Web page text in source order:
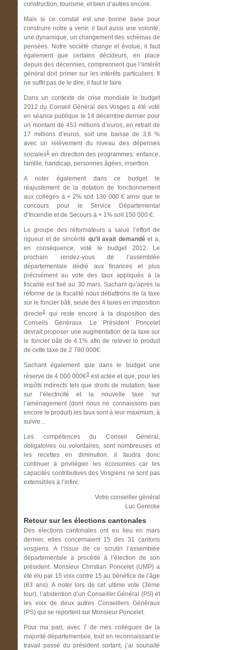
construction, tourisme, et bien d’autres encore.
Mais si ce constat est une bonne base pour
construire notre a venir, il faut aussi une volonté,
une dynamique, un changement des schémas de
pensées. Notre société change et évolue, il faut
également que certains décideurs, en place
depuis des décennies, comprennent que l’!intérêt
général doit primer sur les intérêts particuliers. Il
ne suffit pas de le dire, il faut le faire.
Dans un contexte de crise mondiale le budget
2012 du Conseil Général des Vosges a été voté
en séance publique le 14 décembre dernier pour
un montant de 453 millions d’euros, en retrait de
17 millions d’euros, soit une baisse de 3,6 %
avec un relèvement du niveau des dépenses
sociales1 en direction des programmes: enfance,
famille, handicap, personnes âgées, insertion.
A noter également dans ce budget le
réajustement de la dotation de fonctionnement
aux collèges à + 2% soit 130 000 € ainsi que le
concours pour le Service Départemental
d’Incendie et de Secours à + 1% soit 150 000 €.
Le groupe des réformateurs a salué l’effort de
rigueur et de sincérité qu’il avait demandéet a,
en conséquence, voté le budget 2012. Le
prochain rendez-vous de l’assemblée
départementale dédié aux finances et plus
précisément au vote des taux appliqués à la
fiscalité est fixé au 30 mars. Sachant qu’après la
réforme de la fiscalité nous débattrons de la taxe
sur le foncier bâti, seule des 4 taxes en imposition
directe2
qui reste encore à la disposition des
Conseils Généraux. Le Président Poncelet
devrait proposer une augmentation de la taxe sur
le foncier bâti de 4.1% afin de relever le produit
de cette taxe de 2 780 000€.
Sachant également que dans le budget une
réserve de 4 000 000€3est actée et que, pour les
impôts indirects tels que droits de mutation, taxe
sur l’électricité et la nouvelle taxe sur
l’aménagement (dont nous ne connaissons pas
encore le produit) les taux sont à leur maximum, à
suivre…
Les compétences du Conseil Général,
obligatoires ou volontaires, sont nombreuses et
les recettes en diminution, il faudra donc
continuer à privilégier les économies car les
capacités contributives des Vosgiens ne sont pas
extensibles à l’infini.
Votre conseiller général
Luc Gerecke
Retour sur les élections cantonales
Des élections cantonales ont eu lieu en mars
dernier, elles concernaient 15 des 31 cantons
vosgiens. A l’issue de ce scrutin l’assemblée
départementale a procédé à l’élection de son
président. Monsieur Christian Poncelet (UMP) a
été élu par 15 voix contre 15 au bénéfice de l’âge
(83 ans). A noter lors de cet ultime vote (3ème
tour), l’abstention d’un Conseiller Général (PS) et
les voix de deux autres Conseillers Généraux
(PS) qui se reportent sur Monsieur Poncelet.
Pour ma part, avec 7 de mes collègues de la
majorité départementale, tout en reconnaissant le
travail passé du président sortant, j’ai souhaité